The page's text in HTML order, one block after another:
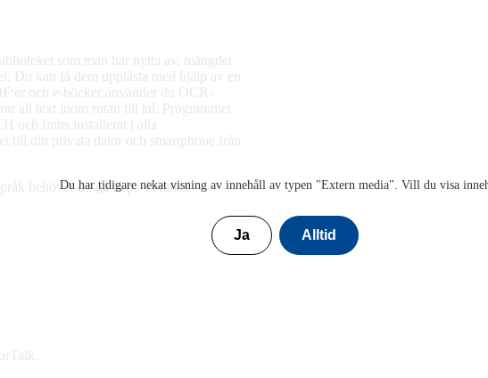
som man har nytta av, mängder
Du kan få dem upplästa med hjälp av en
och e-böcker använder du OCR-
all text inom rutan till tal. Programmet
och finns installerat i alla
till din privata dator och smartphone från
behöver du gå in på Tortalks
Du har tidigare nekat visning av innehåll av typen "Extern media". Vill du visa
Ja Alltid